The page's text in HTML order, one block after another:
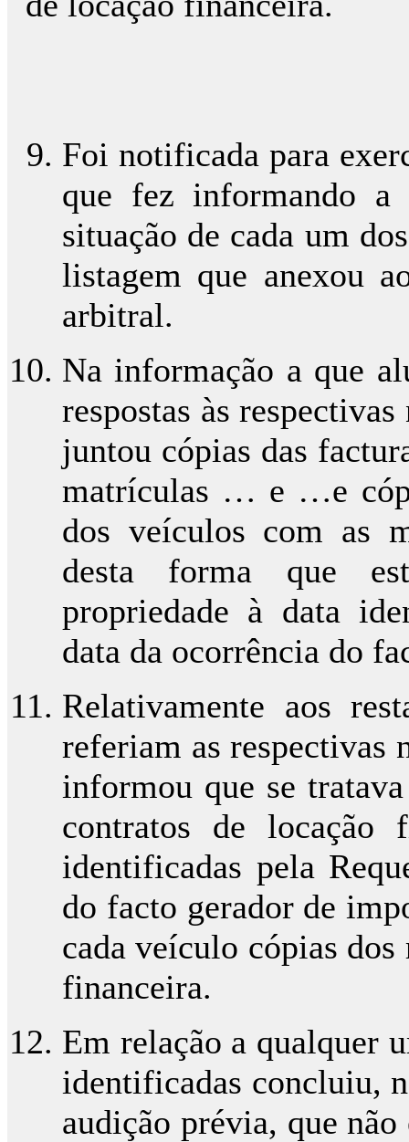
Foi notificada para
que fez informando a
situação de cada um
listagem que anexou
arbitral.
Na informação a que
respostas às
juntou cópias das
matrículas … e …e
dos veículos com as
desta forma que
propriedade à data
data da ocorrência do
Relativamente aos
referiam as respectivas
informou que se
contratos de locação
identificadas pela
do facto gerador de
cada veículo cópias
financeira.
Em relação a qualquer
identificadas concluiu,
audição prévia, que